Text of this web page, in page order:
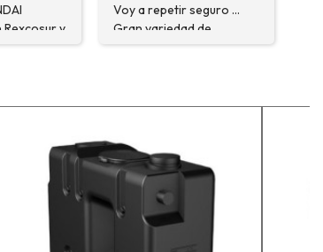
...
de
y
and will definitely use
them again if needed.
Fantastic company!!!!